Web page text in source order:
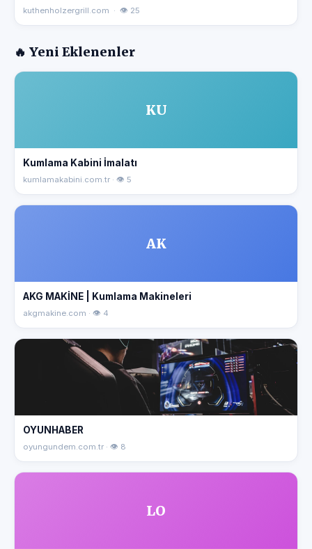
kuthenholzergrill.com · 👁 25
🔥 Yeni Eklenenler
KU
Kumlama Kabini İmalatı
kumlamakabini.com.tr · 👁 5
AK
AKG MAKİNE | Kumlama Makineleri
akgmakine.com · 👁 4
OYUNHABER
oyungundem.com.tr · 👁 8
LO